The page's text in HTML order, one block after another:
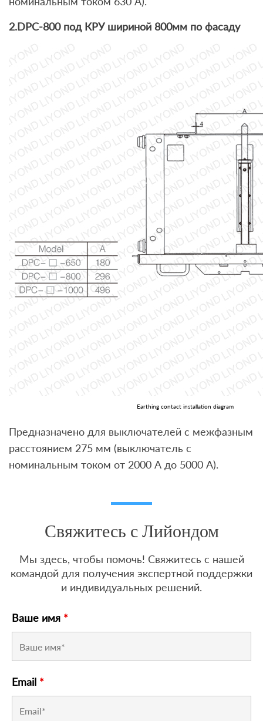
2.DPC-800 под КРУ шириной 800мм по фасаду
Earthing contact installation diagram
Предназначено для выключателей с межфазным
расстоянием 275 мм (выключатель с
номинальным током от 2000 А до 5000 А).
Свяжитесь с Лийондом
Мы здесь, чтобы помочь! Свяжитесь с нашей
командой для получения экспертной поддержки
и индивидуальных решений.
Ваше имя *
Email *